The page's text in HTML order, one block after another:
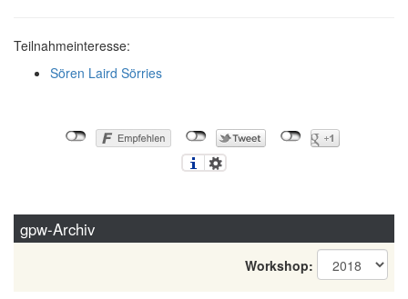
Teilnahmeinteresse:
Sören Laird Sörries
gpw-Archiv
Workshop: